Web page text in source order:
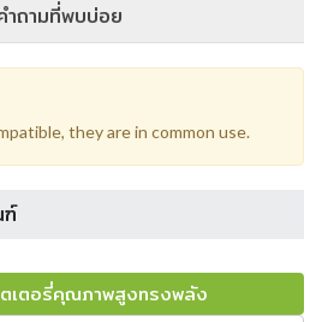
ำถามที่พบบ่อย
they are in common use.
เตอรี่คุณภาพสูงทรงพลัง